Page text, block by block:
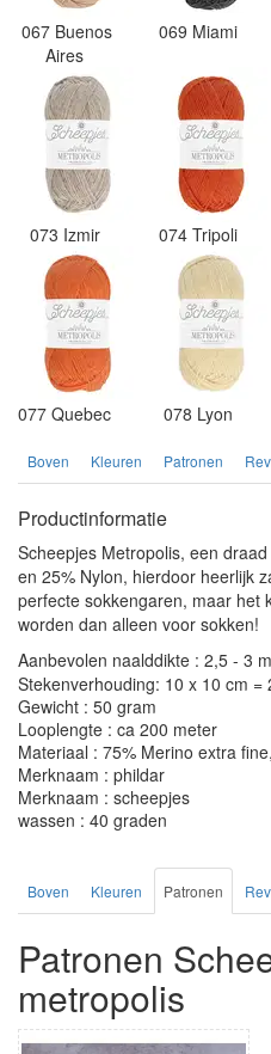
067 Buenos
Aires
069 Miami
073 Izmir 074 Tripoli
077 Quebec 078 Lyon
Boven Kleuren Patronen
Productinformatie
Scheepjes Metropolis, een
en 25% Nylon, hierdoor heerlijk
perfecte sokkengaren, maar het
worden dan alleen voor sokken!
Aanbevolen naalddikte : 2,5 - 3
Stekenverhouding: 10 x 10 cm
Gewicht : 50 gram
Looplengte : ca 200 meter
Materiaal : 75% Merino extra
Merknaam : phildar
Merknaam : scheepjes
wassen : 40 graden
Boven Kleuren Patronen
Patronen
metropolis